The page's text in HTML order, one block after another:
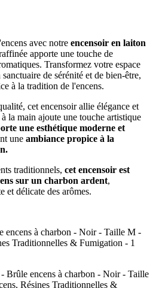
avec notre encensoir en laiton
apporte une touche de
Transformez votre espace
de sérénité et de bien-être,
à la tradition de l'encens.
cet encensoir allie élégance et
la main ajoute une touche artistique
une esthétique moderne et
une ambiance propice à la
traditionnels, cet encensoir est
sur un charbon ardent,
et délicate des arômes.